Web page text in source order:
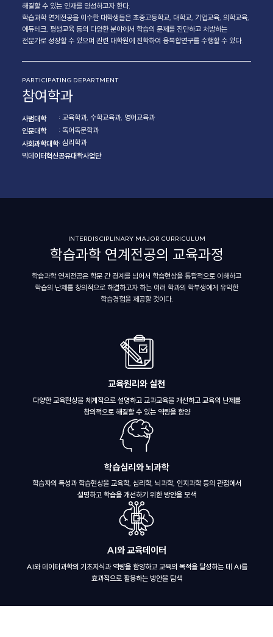
해결할 수 있는 인재를 양성하고자 한다.
학습과학 연계전공을 이수한 대학생들은 초중고등학교, 대학교, 기업교육, 의학교육,
에듀테크, 평생교육 등의 다양한 분야에서 학습의 문제를 진단하고 처방하는
전문가로 성장할 수 있으며 관련 대학원에 진학하여 융복합연구를 수행할 수 있다.
PARTICIPATING DEPARTMENT
참여학과
사범대학
: 교육학과, 수학교육과, 영어교육과
인문대학
: 독어독문학과
사회과학대학: 심리학과
빅데이터혁신공유대학사업단
INTERDISCIPLINARY MAJOR CURRICULUM
학습과학 연계전공의 교육과정
학습과학 연계전공은 학문 간 경계를 넘어서 학습현상을 통합적으로 이해하고
학습의 난제를 창의적으로 해결하고자 하는 여러 학과의 학부생에게 유익한
학습경험을 제공할 것이다.
교육원리와 실천
다양한 교육현상을 체계적으로 설명하고 교과교육을 개선하고 교육의 난제를
창의적으로 해결할 수 있는 역량을 함양
학습심리와 뇌과학
학습자의 특성과 학습현상을 교육학, 심리학, 뇌과학, 인지과학 등의 관점에서
설명하고 학습을 개선하기 위한 방안을 모색
AI와 교육데이터
AI와 데이터과학의 기초지식과 역량을 함양하고 교육의 목적을 달성하는 데 AI를
효과적으로 활용하는 방안을 탐색